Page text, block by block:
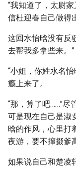
“我知道了，太尉
信杜迎春自己做得
这回水怡晗没有反
去帮我多拿些来。”
“小姐，你姓水名
瘾上来了。
“那，算了吧……”尽
可是现在自己是淑
晗的作风，心里打
夜游，要不撺掇爹
如果说自己和楚凌